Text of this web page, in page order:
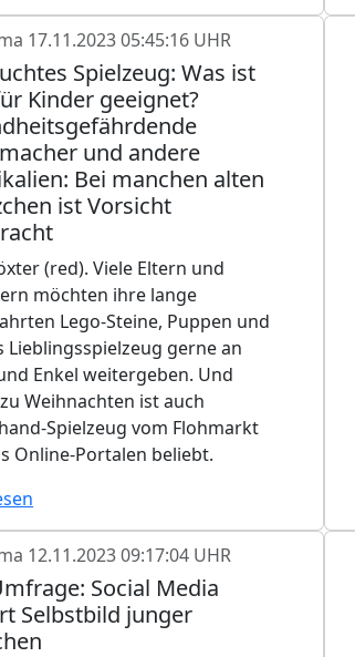
17.11.2023 05:45:16 UHR
Spielzeug: Was ist
Kinder geeignet?
und andere
Bei manchen alten
ist Vorsicht
(red). Viele Eltern und
möchten ihre lange
Lego-Steine, Puppen und
Lieblingsspielzeug gerne an
Enkel weitergeben. Und
Weihnachten ist auch
Spielzeug vom Flohmarkt
Online-Portalen beliebt.
12.11.2023 09:17:04 UHR
Social Media
Selbstbild junger